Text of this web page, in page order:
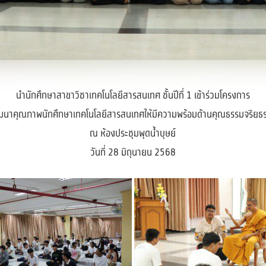
นำนักศึกษาสาขาวิชาเทคโนโลยีสารสนเทศ ชั้นปีที่ 1 เข้าร่วมโครงการ
าคุณภาพนักศึกษาเทคโนโลยีสารสนเทศให้มีความพร้อมด้านคุณธรรมจริยธ
ณ ห้องประชุมพุดน้ำบุษย์
วันที่ 28 มิถุนายน 2568